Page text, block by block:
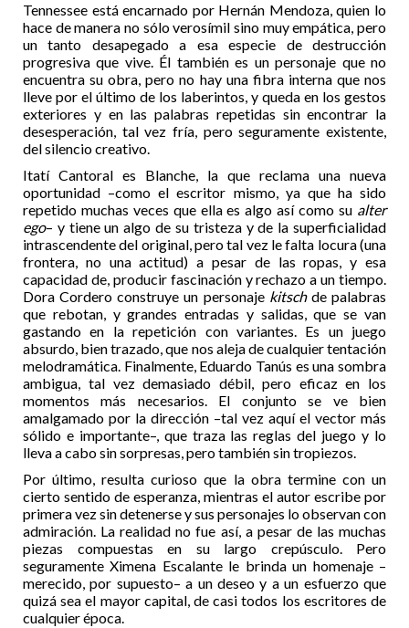
Tennessee está encarnado por Hernán Mendoza, quien lo
hace de manera no sólo verosímil sino muy empática, pero
un tanto desapegado a esa especie de destrucción
progresiva que vive. Él también es un personaje que no
encuentra su obra, pero no hay una fibra interna que nos
lleve por el último de los laberintos, y queda en los gestos
exteriores y en las palabras repetidas sin encontrar la
desesperación, tal vez fría, pero seguramente existente,
del silencio creativo.
Itatí Cantoral es Blanche, la que reclama una nueva
oportunidad –como el escritor mismo, ya que ha sido
repetido muchas veces que ella es algo así como su alter
ego– y tiene un algo de su tristeza y de la superficialidad
intrascendente del original, pero tal vez le falta locura (una
frontera, no una actitud) a pesar de las ropas, y esa
capacidad de, producir fascinación y rechazo a un tiempo.
Dora Cordero construye un personaje kitschde palabras
que rebotan, y grandes entradas y salidas, que se van
gastando en la repetición con variantes. Es un juego
absurdo, bien trazado, que nos aleja de cualquier tentación
melodramática. Finalmente, Eduardo Tanús es una sombra
ambigua, tal vez demasiado débil, pero eficaz en los
momentos más necesarios. El conjunto se ve bien
amalgamado por la dirección –tal vez aquí el vector más
sólido e importante–, que traza las reglas del juego y lo
lleva a cabo sin sorpresas, pero también sin tropiezos.
Por último, resulta curioso que la obra termine con un
cierto sentido de esperanza, mientras el autor escribe por
primera vez sin detenerse y sus personajes lo observan con
admiración. La realidad no fue así, a pesar de las muchas
piezas compuestas en su largo crepúsculo. Pero
seguramente Ximena Escalante le brinda un homenaje –
merecido, por supuesto– a un deseo y a un esfuerzo que
quizá sea el mayor capital, de casi todos los escritores de
cualquier época.